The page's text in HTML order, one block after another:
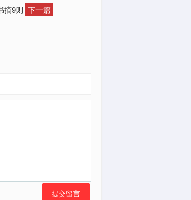
摘9则 下一篇
提交留言